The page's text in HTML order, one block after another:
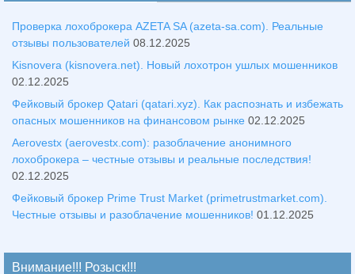
Проверка лохоброкера AZETA SA (azeta-sa.com). Реальные
отзывы пользователей 08.12.2025
Kisnovera (kisnovera.net). Новый лохотрон ушлых мошенников
02.12.2025
Фейковый брокер Qatari (qatari.xyz). Как распознать и избежать
опасных мошенников на финансовом рынке 02.12.2025
Aerovestx (aerovestx.com): разоблачение анонимного
лохоброкера – честные отзывы и реальные последствия!
02.12.2025
Фейковый брокер Prime Trust Market (primetrustmarket.com).
Честные отзывы и разоблачение мошенников! 01.12.2025
Внимание!!! Розыск!!!